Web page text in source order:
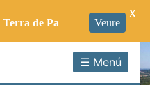
☰ Menú
Terra de Pa Veure
X